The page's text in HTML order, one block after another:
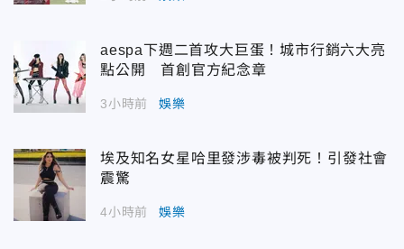
aespa下週二首攻大巨蛋！城市行銷六大亮
點公開 首創官方紀念章
3小時前 娛樂
埃及知名女星哈里發涉毒被判死！引發社會
震驚
4小時前 娛樂